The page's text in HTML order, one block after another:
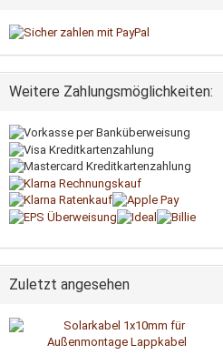
Weitere Zahlungsmöglichkeiten:
Zuletzt angesehen